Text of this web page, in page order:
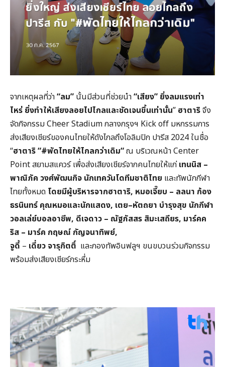
จากเหตุผลที่ว่า“ลม” นั้นมีส่วนที่ช่วยนำ“เสียง” ยิ่งลมแรงเท่า
ไหร่ ยิ่งทำให้เสียงลอยไปไกลและชัดเจนขึ้นเท่านั้น” ฮาตาริจึง
จัดกิจกรรม Cheer Stadium กลางกรุงฯ Kick off มหกรรมการ
ส่งเสียงเชียร์ของคนไทยให้ดังไกลถึงโอลิมปิก ปารีส 2024 ในชื่อ
“ฮาตาริ“#พัดไทยให้ไกลกว่าเดิม“ณ บริเวณหน้า Center
Point สยามสแควร์ เพื่อส่งเสียงเชียร์จากคนไทยให้แก่เทนนิส –
พาณิภัค วงศ์พัฒนกิจ นักเทควันโดทีมชาติไทย และทัพนักกีฬา
ไทยทั้งหมด โดยมีผู้บริหารจากฮาตาริ, หมอเจี๊ยบ – ลลนา ก้อง
ธรนินทร์ คุณหมอและนักแสดง, เตย–หัตถยา บำรุงสุข นักกีฬา
วอลเล่ย์บอลอาชีพ, ดีเจดาว – ณัฐภัสสร สิมะเสถียร, มาร์คค
ริส – มาร์ค กฤษณ์ กัญจนาทิพย์,
จูดี้ – เดี่ยว จารุกิตติ์ และกองทัพอินฟลูฯ ขนขบวนร่วมกิจกรรม
พร้อมส่งเสียงเชียร์กระหึ่ม